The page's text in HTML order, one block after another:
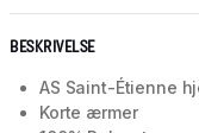
BESKRIVELSE
AS Saint-Étienne
Korte ærmer